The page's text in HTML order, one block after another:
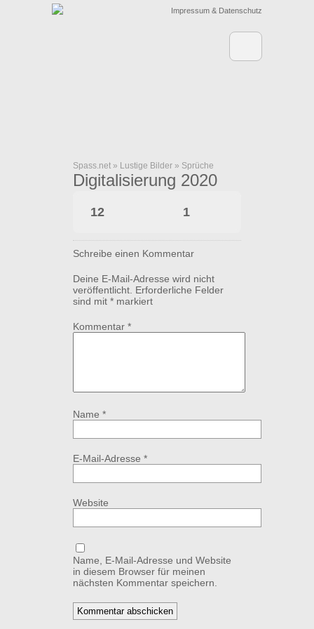
Impressum & Datenschutz
Spass.net » Lustige Bilder » Sprüche
Digitalisierung 2020
12 1
Schreibe einen Kommentar
Deine E-Mail-Adresse wird nicht
veröffentlicht. Erforderliche Felder
sind mit * markiert
Kommentar *
Name *
E-Mail-Adresse *
Website
Name, E-Mail-Adresse und Website
in diesem Browser für meinen
nächsten Kommentar speichern.